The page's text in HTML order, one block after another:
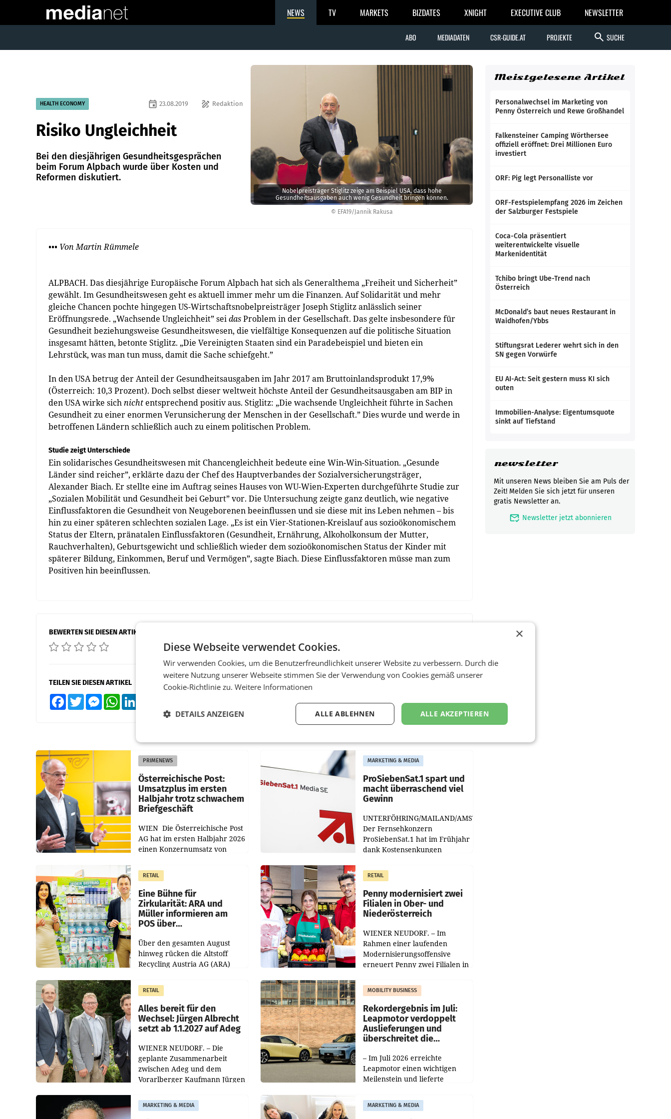
NEWS TV MARKETS BIZDATES XNIGHT EXECUTIVE CLUB NEWSLETTER
ABO MEDIADATEN CSR-GUIDE.AT PROJEKTE search SUCHE
© EFA19/Jannik Rakusa
Nobelpreisträger Stiglitz zeige am Beispiel USA, dass hohe
Gesundheitsausgaben auch wenig Gesundheit bringen können.
HEALTH ECONOMY draw Redaktion
event 23.08.2019
Risiko Ungleichheit
Bei den diesjährigen Gesundheitsgesprächen
beim Forum Alpbach wurde über Kosten und
Reformen diskutiert.
••• Von Martin Rümmele
ALPBACH. Das diesjährige Europäische Forum Alpbach hat sich als Generalthema „Freiheit und Sicherheit”
gewählt. Im Gesundheitswesen geht es aktuell immer mehr um die Finanzen. Auf Solidarität und mehr
gleiche Chancen pochte hingegen US-Wirtschaftsnobelpreisträger Joseph Stiglitz anlässlich seiner
Eröffnungsrede. „Wachsende Ungleichheit” seidasProblem in der Gesellschaft. Das gelte insbesondere für
Gesundheit beziehungsweise Gesundheitswesen, die vielfältige Konsequenzen auf die politische Situation
insgesamt hätten, betonte Stiglitz. „Die Vereinigten Staaten sind ein Paradebeispiel und bieten ein
Lehrstück, was man tun muss, damit die Sache schiefgeht.”
In den USA betrug der Anteil der Gesundheitsausgaben im Jahr 2017 am Bruttoinlandsprodukt 17,9%
(Österreich: 10,3 Prozent). Doch selbst dieser weltweit höchste Anteil der Gesundheitsausgaben am BIP in
den USA wirke sichnicht entsprechend positiv aus. Stiglitz: „Die wachsende Ungleichheit führte in Sachen
Gesundheit zu einer enormen Verunsicherung der Menschen in der Gesellschaft.” Dies wurde und werde in
betroffenen Ländern schließlich auch zu einem politischen Problem.
Studie zeigt Unterschiede
Ein solidarisches Gesundheitswesen mit Chancengleichheit bedeute eine Win-Win-Situation. „Gesunde
Länder sind reicher”, erklärte dazu der Chef des Hauptverbandes der Sozialversicherungsträger,
Alexander Biach. Er stellte eine im Auftrag seines Hauses von WU-Wien-Experten durchgeführte Studie zur
„Sozialen Mobilität und Gesundheit bei Geburt” vor. Die Untersuchung zeigte ganz deutlich, wie negative
Einflussfaktoren die Gesundheit von Neugeborenen beeinflussen und sie diese mit ins Leben nehmen – bis
hin zu einer späteren schlechten sozialen Lage. „Es ist ein Vier-Stationen-Kreislauf aus sozioökonomischem
Status der Eltern, pränatalen Einflussfaktoren (Gesundheit, Ernährung, Alkoholkonsum der Mutter,
Rauchverhalten), Geburtsgewicht und schließlich wieder dem sozioökonomischen Status der Kinder mit
späterer Bildung, Einkommen, Beruf und Vermögen”, sagte Biach. Diese Einflussfaktoren müsse man zum
Positiven hin beeinflussen.
BEWERTEN SIE DIESEN ARTIKEL
TEILEN SIE DIESEN ARTIKEL
FacebookTwitter MessengerWhatsApp
PRIMENEWS
Österreichische Post:
Umsatzplus im ersten
Halbjahr trotz schwachem
Briefgeschäft
WIEN Die Österreichische Post
AG hat im ersten Halbjahr 2026
einen Konzernumsatz von
erwirtschaftet, was einem Plus
von 3,8 Prozent gegenüber
dem Vergleichszeitraum
MARKETING & MEDIA
ProSiebenSat.1 spart und
macht überraschend viel
Gewinn
UNTERFÖHRING/MAILAND/AMSTERDAM.
Der Fernsehkonzern
ProSiebenSat.1 hat im Frühjahr
dank Kostensenkungen
gemacht und die
Markterwartung deutlich
übertroffen.
RETAIL
Eine Bühne für
Zirkularität: ARA und
Müller informieren am
POS über
Über den gesamten August
hinweg rücken die Altstoff
Recycling Austria AG (ARA)
Müller die Initiative „Kreislauf-
Helden“ in allen
österreichischen Müller-Filialen
RETAIL
Penny modernisiert zwei
Filialen in Ober- und
Niederösterreich
WIENER NEUDORF. – Im
Rahmen einer laufenden
Modernisierungsoffensive
erneuert Penny zwei Filialen in
Die beiden Standorte liegen in
Haag sowie im rund
RETAIL
Alles bereit für den
Wechsel: Jürgen Albrecht
setzt ab 1.1.2027 auf Adeg
WIENER NEUDORF. – Die
geplante Zusammenarbeit
zwischen Adeg und dem
Vorarlberger Kaufmann Jürgen
freigegeben: Die
Bundeswettbewerbsbehörde
MOBILITY BUSINESS
Rekordergebnis im Juli:
Leapmotor verdoppelt
Auslieferungen und
überschreitet die
– Im Juli 2026 erreichte
Leapmotor einen wichtigen
Meilenstein und lieferte
aus, womit sich das Ergebnis
gegenüber Juli 2025 mehr als
MARKETING & MEDIA MARKETING & MEDIA
Meistgelesene Artikel
Personalwechsel im Marketing von
Penny Österreich und Rewe Großhandel
Falkensteiner Camping Wörthersee
offiziell eröffnet: Drei Millionen Euro
investiert
ORF: Pig legt Personalliste vor
ORF-Festspielempfang 2026 im Zeichen
der Salzburger Festspiele
Coca-Cola präsentiert
weiterentwickelte visuelle
Markenidentität
Tchibo bringt Ube-Trend nach
Österreich
McDonald’s baut neues Restaurant in
Waidhofen/Ybbs
Stiftungsrat Lederer wehrt sich in den
SN gegen Vorwürfe
EU AI-Act: Seit gestern muss KI sich
outen
Immobilien-Analyse: Eigentumsquote
sinkt auf Tiefstand
newsletter
Mit unseren News bleiben Sie am Puls der
Zeit! Melden Sie sich jetzt für unseren
gratis Newsletter an.
mark_email_read Newsletter jetzt abonnieren
×
Diese Webseite verwendet Cookies.
Wir verwenden Cookies, um die Benutzerfreundlichkeit unserer Website zu verbessern. Durch die
weitere Nutzung unserer Webseite stimmen Sie der Verwendung von Cookies gemäß unserer
Cookie-Richtlinie zu. Weitere Informationen
ALLE AKZEPTIEREN
ALLE ABLEHNEN
DETAILS ANZEIGEN